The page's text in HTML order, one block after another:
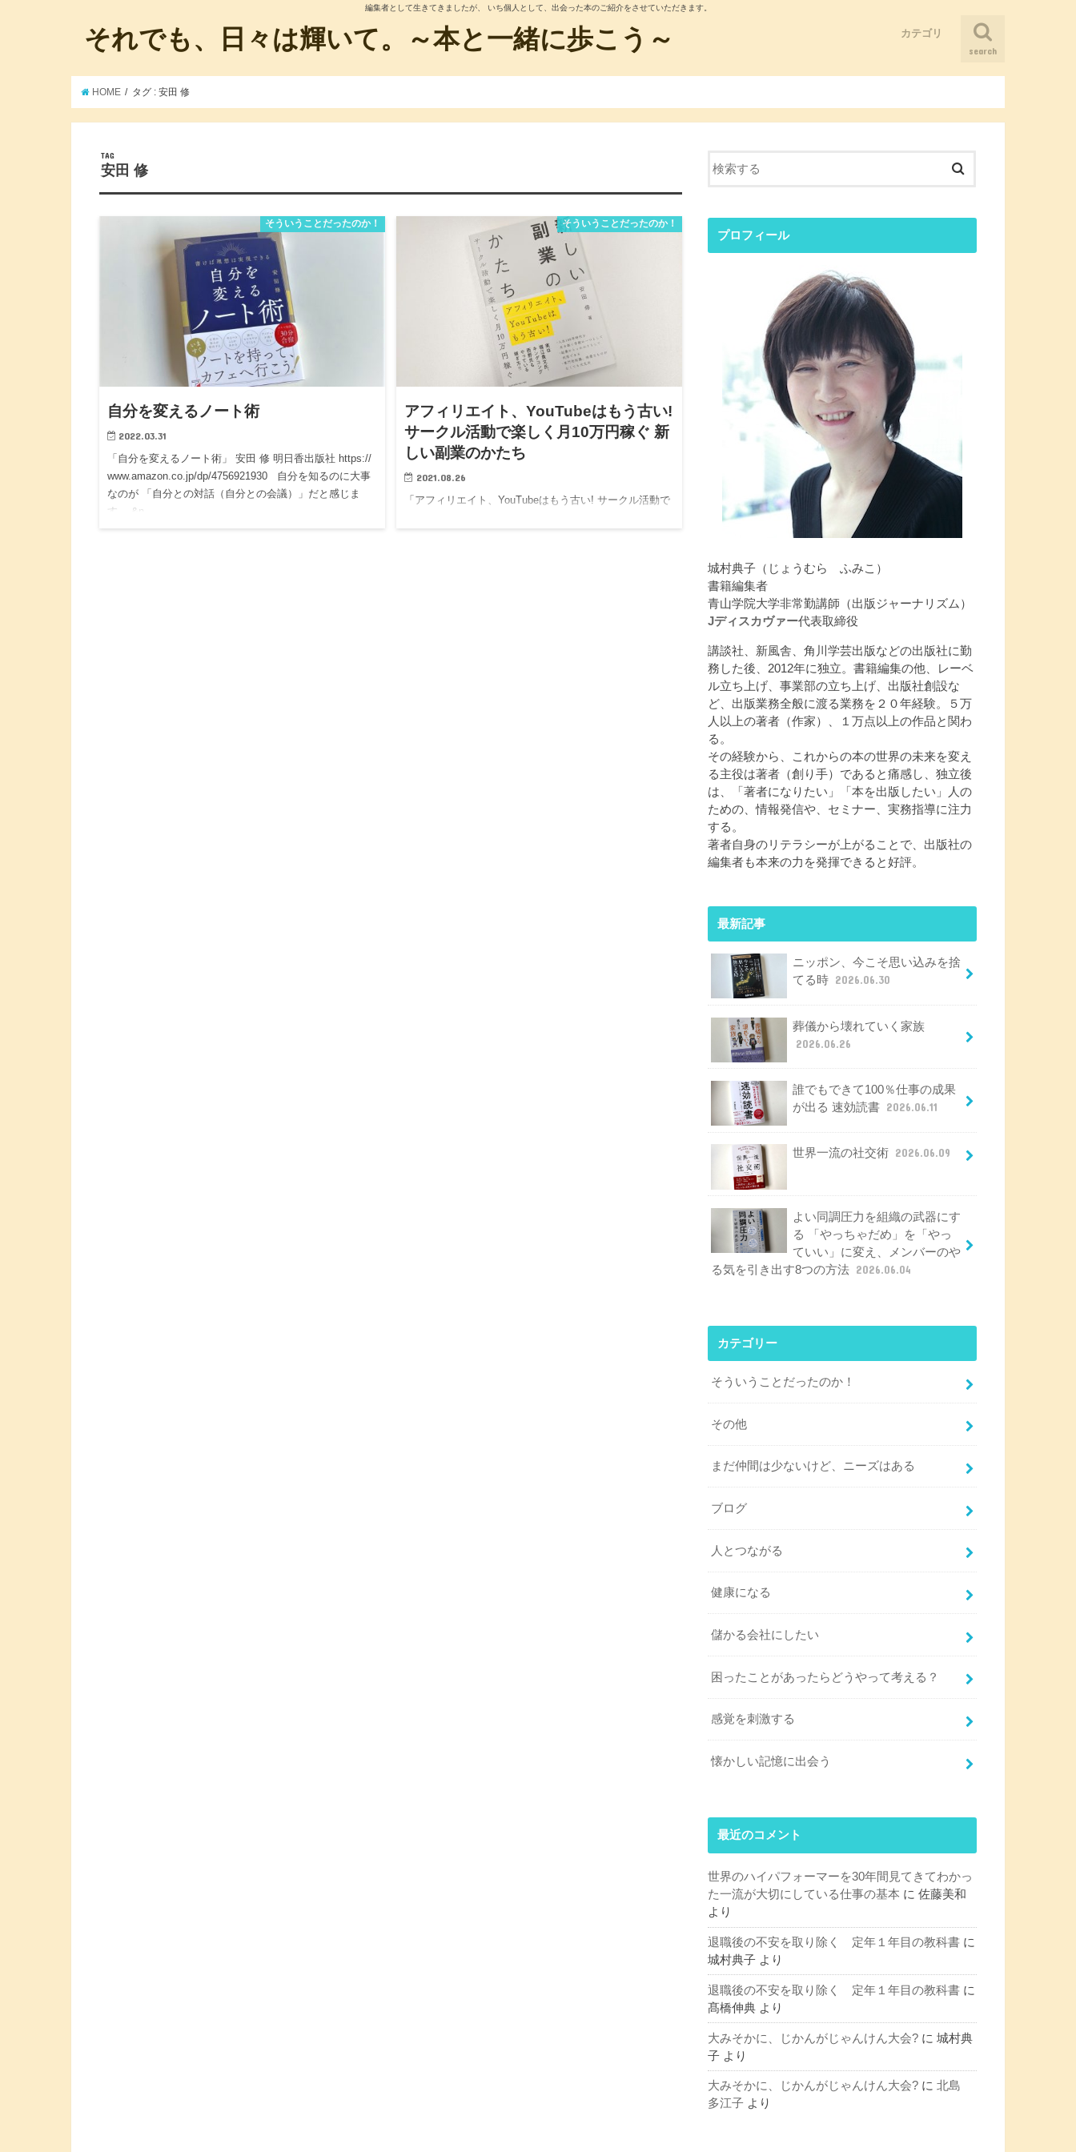
編集者として生きてきましたが、 いち個人として、出会った本のご紹介をさせていただきます。
それでも、日々は輝いて。～本と一緒に歩こう～ search
カテゴリ
HOME タグ : 安田 修
TAG
安田 修
そういうことだったのか！
自分を変えるノート術
2022.03.31
「自分を変えるノート術」 安田 修 明日香出版社 https://
www.amazon.co.jp/dp/4756921930 自分を知るのに大事
なのが 「自分との対話（自分との会議）」だと感じま
す。 &n…
そういうことだったのか！
アフィリエイト、YouTubeはもう古い!
サークル活動で楽しく月10万円稼ぐ 新
しい副業のかたち
2021.08.26
「アフィリエイト、YouTubeはもう古い! サークル活動で
プロフィール
城村典子（じょうむら ふみこ）
書籍編集者
青山学院大学非常勤講師（出版ジャーナリズム）
Jディスカヴァー代表取締役
講談社、新風舎、角川学芸出版などの出版社に勤
務した後、2012年に独立。書籍編集の他、レーベ
ル立ち上げ、事業部の立ち上げ、出版社創設な
ど、出版業務全般に渡る業務を２０年経験。５万
人以上の著者（作家）、１万点以上の作品と関わ
る。
その経験から、これからの本の世界の未来を変え
る主役は著者（創り手）であると痛感し、独立後
は、「著者になりたい」「本を出版したい」人の
ための、情報発信や、セミナー、実務指導に注力
する。
著者自身のリテラシーが上がることで、出版社の
編集者も本来の力を発揮できると好評。
最新記事
ニッポン、今こそ思い込みを捨
てる時 2026.06.30
葬儀から壊れていく家族
2026.06.26
誰でもできて100％仕事の成果
が出る 速効読書 2026.06.11
世界一流の社交術 2026.06.09
よい同調圧力を組織の武器にす
る 「やっちゃだめ」を「やっ
ていい」に変え、メンバーのや
る気を引き出す8つの方法 2026.06.04
カテゴリー
そういうことだったのか！
その他
まだ仲間は少ないけど、ニーズはある
ブログ
人とつながる
健康になる
儲かる会社にしたい
困ったことがあったらどうやって考える？
感覚を刺激する
懐かしい記憶に出会う
最近のコメント
世界のハイパフォーマーを30年間見てきてわかっ
た一流が大切にしている仕事の基本 に 佐藤美和
より
退職後の不安を取り除く 定年１年目の教科書 に
城村典子 より
退職後の不安を取り除く 定年１年目の教科書 に
髙橋伸典 より
大みそかに、じかんがじゃんけん大会? に 城村典
子 より
大みそかに、じかんがじゃんけん大会? に 北島
多江子 より